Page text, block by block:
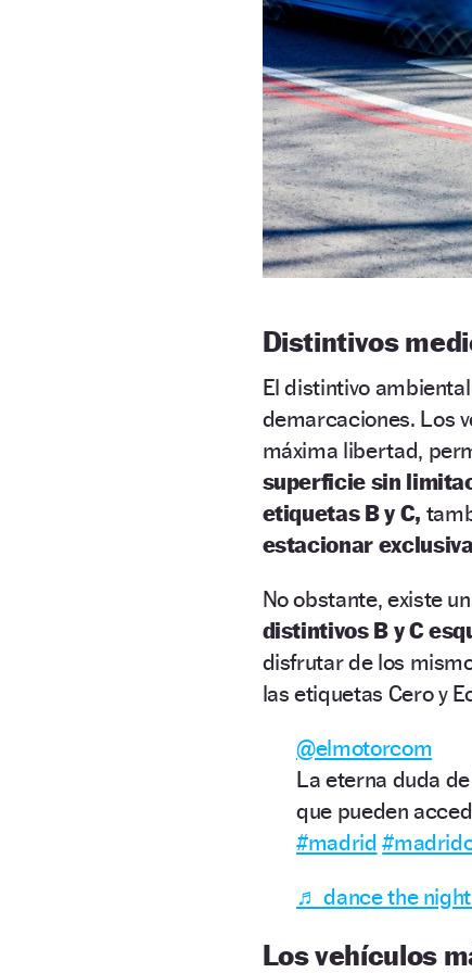
Distintivos
El distintivo
demarcaciones. Los
máxima libertad,
superficie sin
etiquetas B y C,
estacionar
No obstante, existe
distintivos B y C
disfrutar de los
las etiquetas Cero y
@elmotorcom
La eterna duda
que pueden
#madrid
♬ dance the
Los vehículos